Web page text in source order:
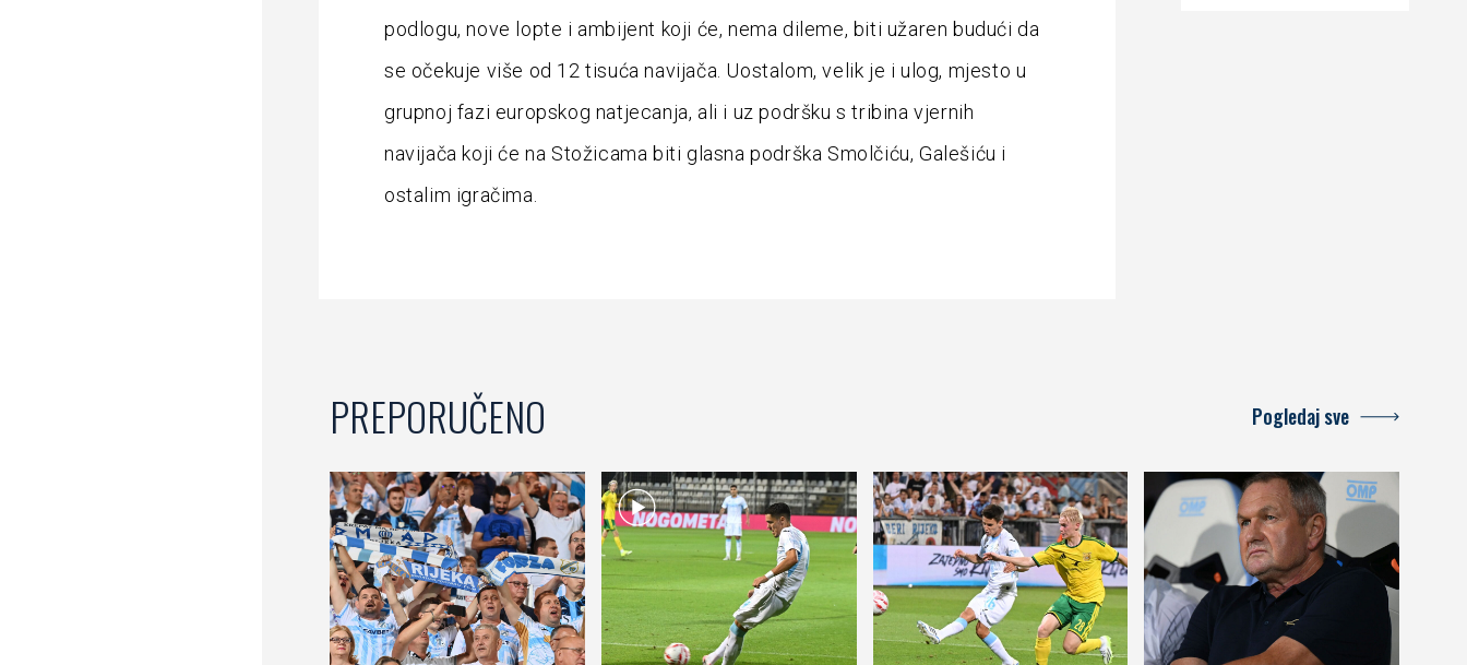
podlogu, nove lopte i ambijent koji će, nema dileme, biti užaren budući da
se očekuje više od 12 tisuća navijača. Uostalom, velik je i ulog, mjesto u
grupnoj fazi europskog natjecanja, ali i uz podršku s tribina vjernih
navijača koji će na Stožicama biti glasna podrška Smolčiću, Galešiću i
ostalim igračima.
PREPORUČENO Pogledaj sve